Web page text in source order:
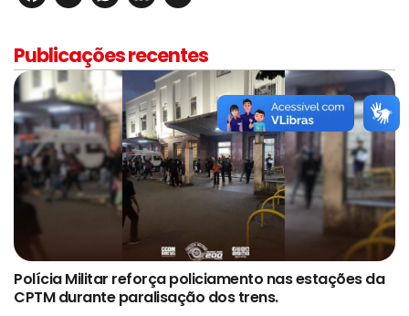
Publicações recentes
Polícia Militar reforça policiamento nas estações da
CPTM durante paralisação dos trens.